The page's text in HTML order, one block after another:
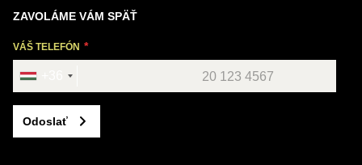
ZAVOLÁME VÁM SPÄŤ
VÁŠ TELEFÓN
Odoslať